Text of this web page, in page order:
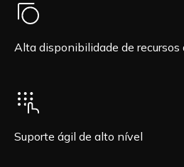
Alta disponibilidade de
Suporte ágil de alto nível